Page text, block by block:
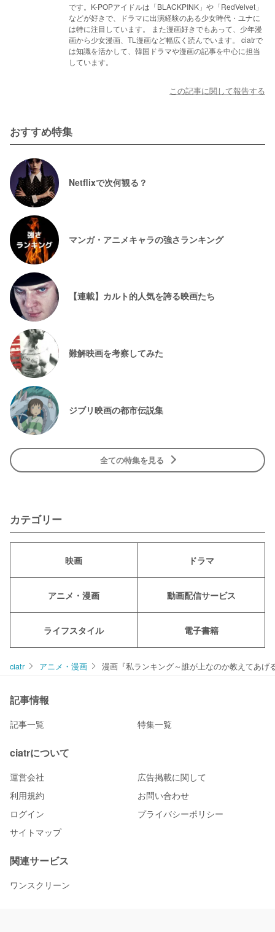
です。K-POPアイドルは「BLACKPINK」や「RedVelvet」
などが好きで、ドラマに出演経験のある少女時代・ユナに
は特に注目しています。 また漫画好きでもあって、少年漫
画から少女漫画、TL漫画など幅広く読んでいます。 ciatrで
は知識を活かして、韓国ドラマや漫画の記事を中心に担当
しています。
この記事に関して報告する
おすすめ特集
Netflixで次何観る？
マンガ・アニメキャラの強さランキング
【連載】カルト的人気を誇る映画たち
難解映画を考察してみた
ジブリ映画の都市伝説集
全ての特集を見る
カテゴリー
映画 ドラマ
アニメ・漫画 動画配信サービス
ライフスタイル 電子書籍
ciatr アニメ・漫画 漫画『私ランキング～誰が上なのか教えてあ
記事情報
記事一覧 特集一覧
ciatrについて
運営会社
広告掲載に関して
利用規約
お問い合わせ
ログイン
プライバシーポリシー
サイトマップ
関連サービス
ワンスクリーン